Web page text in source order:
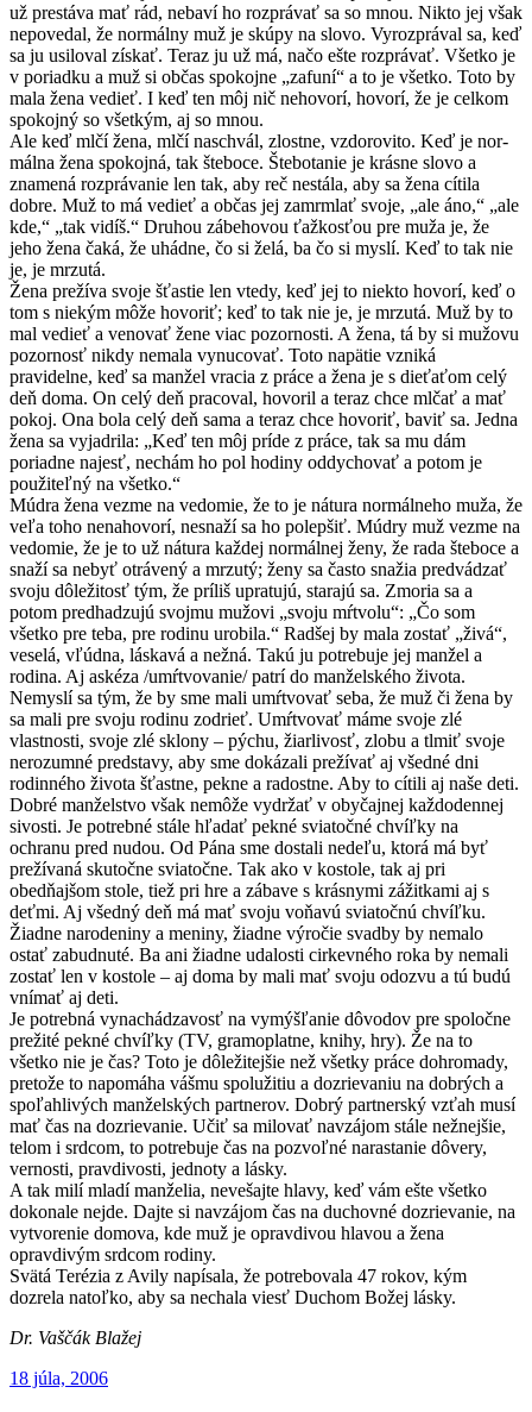
už prestáva mať rád, nebaví ho rozprávať sa so mnou. Nikto jej však
nepovedal, že normálny muž je skúpy na slovo. Vyrozprával sa, keď
sa ju usiloval získať. Teraz ju už má, načo ešte rozprávať. Všetko je
v poriadku a muž si občas spokojne „zafuní“ a to je všetko. Toto by
mala žena vedieť. I keď ten môj nič nehovorí, hovorí, že je celkom
spokojný so všetkým, aj so mnou.
Ale keď mlčí žena, mlčí naschvál, zlostne, vzdorovito. Keď je nor­
málna žena spokojná, tak šteboce. Štebotanie je krásne slovo a
znamená rozprávanie len tak, aby reč nestála, aby sa žena cítila
dobre. Muž to má vedieť a občas jej zamrmlať svoje, „ale áno,“ „ale
kde,“ „tak vidíš.“ Druhou zábehovou ťažkosťou pre muža je, že
jeho žena čaká, že uhádne, čo si želá, ba čo si myslí. Keď to tak nie
je, je mrzutá.
Žena prežíva svoje šťastie len vtedy, keď jej to niekto hovorí, keď o
tom s niekým môže hovoriť; keď to tak nie je, je mrzutá. Muž by to
mal vedieť a venovať žene viac pozornosti. A žena, tá by si mužovu
pozornosť nikdy nemala vynucovať. Toto napätie vzniká
pravidelne, keď sa manžel vracia z práce a žena je s dieťaťom celý
deň doma. On celý deň pracoval, hovoril a teraz chce mlčať a mať
pokoj. Ona bola celý deň sama a teraz chce hovoriť, baviť sa. Jedna
žena sa vyjadrila: „Keď ten môj príde z práce, tak sa mu dám
poriadne najesť, nechám ho pol hodiny oddychovať a potom je
použiteľný na všetko.“
Múdra žena vezme na vedomie, že to je nátura normálneho muža, že
veľa toho nenahovorí, nesnaží sa ho polepšiť. Múdry muž vezme na
vedomie, že je to už nátura každej normálnej ženy, že rada šteboce a
snaží sa nebyť otrávený a mrzutý; ženy sa často snažia predvádzať
svoju dô­ležitosť tým, že príliš upratujú, starajú sa. Zmoria sa a
potom predhadzujú svojmu mužovi „svoju mŕtvolu“: „Čo som
všetko pre teba, pre rodinu urobila.“ Radšej by mala zostať „živá“,
veselá, vľúdna, láskavá a nežná. Takú ju potrebuje jej manžel a
rodina. Aj askéza /umŕtvovanie/ patrí do manželského života.
Nemyslí sa tým, že by sme mali umŕtvovať seba, že muž či žena by
sa mali pre svoju rodinu zodrieť. Umŕtvovať máme svoje zlé
vlastnosti, svoje zlé sklony – pýchu, žiarlivosť, zlobu a tlmiť svoje
nerozumné predstavy, aby sme dokázali prežívať aj všedné dni
rodinného života šťastne, pekne a radostne. Aby to cítili aj naše deti.
Dobré manželstvo však nemôže vydržať v obyčajnej každodennej
sivosti. Je potrebné stále hľadať pekné sviatočné chvíľky na
ochranu pred nudou. Od Pána sme dostali nedeľu, ktorá má byť
prežívaná skutočne sviatočne. Tak ako v kostole, tak aj pri
obedňajšom stole, tiež pri hre a zábave s krásnymi zážitkami aj s
deťmi. Aj všedný deň má mať svoju voňavú sviatočnú chvíľku.
Žiadne narodeniny a meniny, žiadne výročie svadby by nemalo
ostať zabudnuté. Ba ani žiadne udalosti cirkevného roka by nemali
zostať len v kostole – aj doma by mali mať svoju odozvu a tú budú
vnímať aj deti.
Je potrebná vynachádzavosť na vymýšľanie dôvodov pre spoločne
prežité pekné chvíľky (TV, gramoplatne, knihy, hry). Že na to
všetko nie je čas? Toto je dôležitejšie než všetky práce dohromady,
pretože to napomáha vášmu spolužitiu a dozrievaniu na dobrých a
spoľahlivých manželských partne­rov. Dobrý partnerský vzťah musí
mať čas na dozrievanie. Učiť sa milovať navzájom stále nežnejšie,
telom i srdcom, to potrebuje čas na pozvoľné narastanie dôvery,
vernosti, pravdivosti, jednoty a lásky.
A tak milí mladí manželia, nevešajte hlavy, keď vám ešte všetko
doko­nale nejde. Dajte si navzájom čas na duchovné dozrievanie, na
vytvorenie domova, kde muž je opravdivou hlavou a žena
opravdivým srdcom rodiny.
Svätá Terézia z Avily napísala, že potrebovala 47 rokov, kým
dozrela natoľko, aby sa nechala viesť Duchom Božej lásky.
Dr. Vaščák Blažej
Publikované
18 júla, 2006